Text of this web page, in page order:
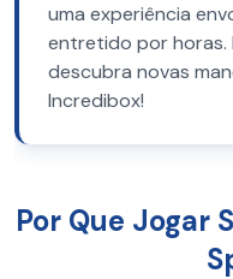
uma experiência
entretido por horas.
descubra novas
Incredibox!
Por Que Jogar